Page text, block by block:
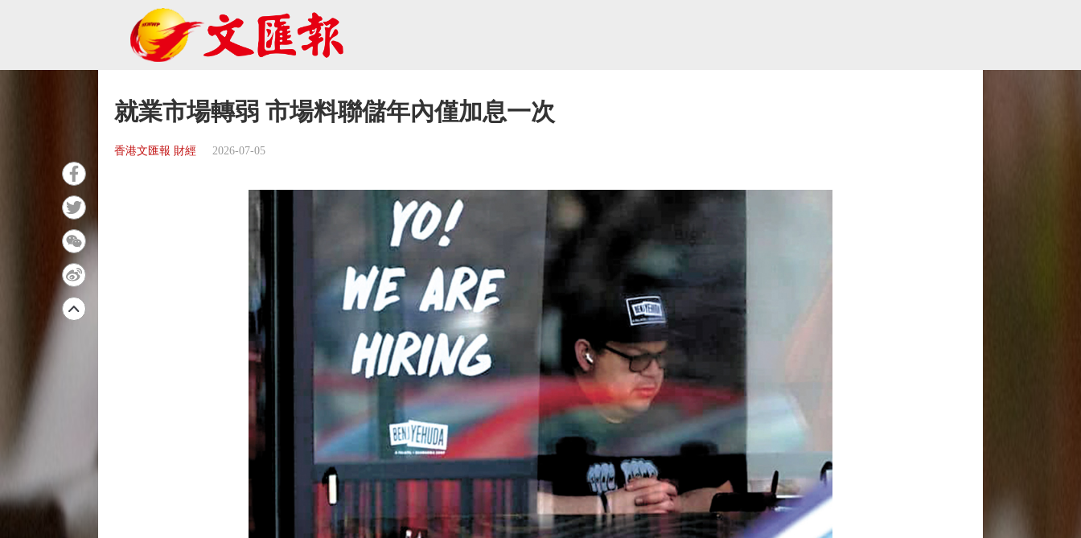
就業市場轉弱 市場料聯儲年內僅加息一次
香港文匯報 財經 2026-07-05